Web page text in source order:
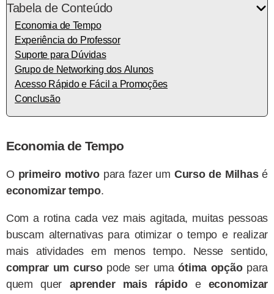
Tabela de Conteúdo
Economia de Tempo
Experiência do Professor
Suporte para Dúvidas
Grupo de Networking dos Alunos
Acesso Rápido e Fácil a Promoções
Conclusão
Economia de Tempo
O primeiro motivopara fazer um Curso de Milhasé
economizar tempo.
Com a rotina cada vez mais agitada, muitas pessoas
buscam alternativas para otimizar o tempo e realizar
mais atividades em menos tempo. Nesse sentido,
comprar um cursopode ser uma ótima opçãopara
quem quer aprender mais rápidoe economizar